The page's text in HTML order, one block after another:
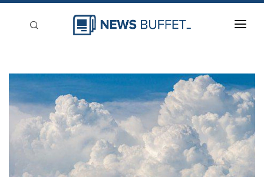
新聞稿分類
登入
刊登